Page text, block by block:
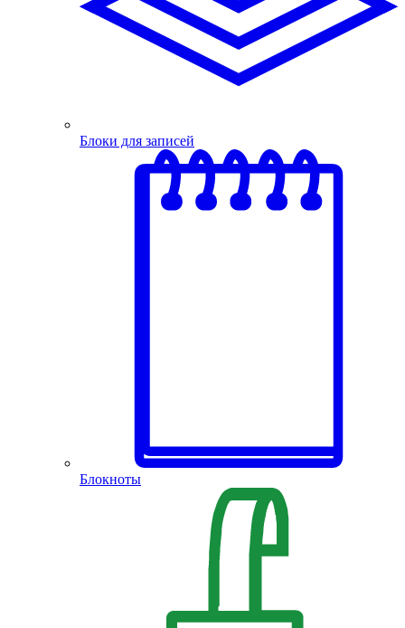
Блоки для записей
Блокноты